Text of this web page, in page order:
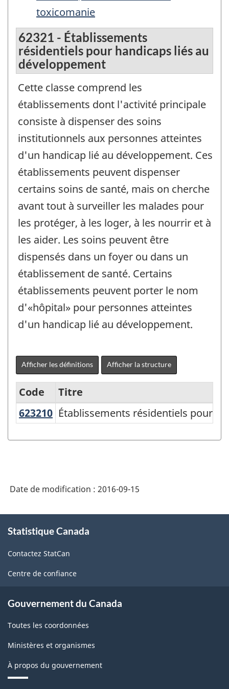
toxicomanie
62321 - Établissements
résidentiels pour handicaps liés au
développement
Cette classe comprend les
établissements dont l'activité principale
consiste à dispenser des soins
institutionnels aux personnes atteintes
d'un handicap lié au développement. Ces
établissements peuvent dispenser
certains soins de santé, mais on cherche
avant tout à surveiller les malades pour
les protéger, à les loger, à les nourrir et à
les aider. Les soins peuvent être
dispensés dans un foyer ou dans un
établissement de santé. Certains
établissements peuvent porter le nom
d'«hôpital» pour personnes atteintes
d'un handicap lié au développement.
Afficher les définitions Afficher la structure
Variante
de
l'enquête
sur
la
active
Structure
de
Code
Titre
623210 Établissements résidentiels pour
Établissements résidentiels pour
Date de modification : 2016-09-15
propos
ce
site
Statistique Canada
Contactez StatCan
Centre de confiance
Gouvernement du Canada
Toutes les coordonnées
Ministères et organismes
À propos du gouvernement